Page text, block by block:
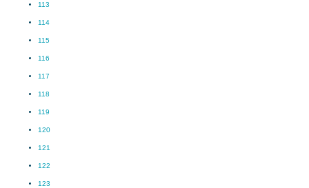
113
114
115
116
117
118
119
120
121
122
123